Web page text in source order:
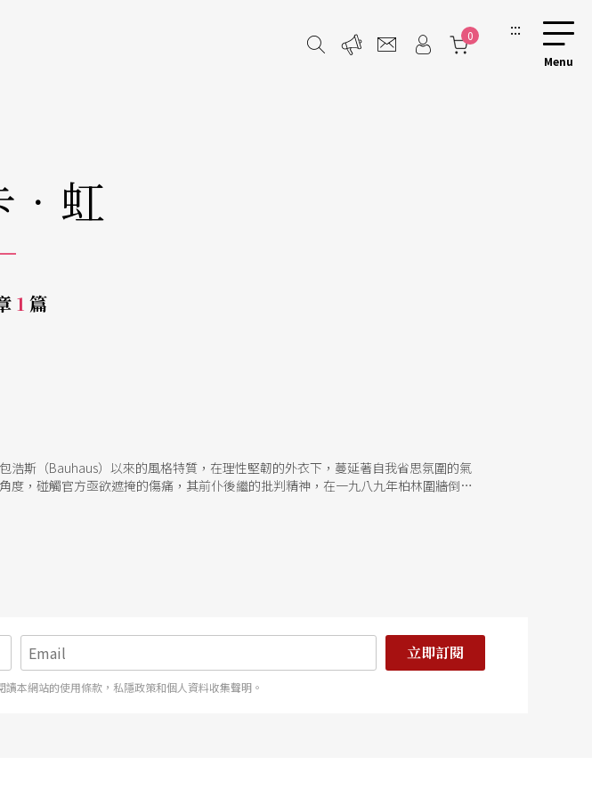
0 :::
．虹
1 篇
浩斯（Bauhaus）以來的風格特質，在理性堅韌的外衣下，蔓延著自我省思氛圍的氣
，碰觸官方亟欲遮掩的傷痛，其前仆後繼的批判精神，在一九八九年柏林圍牆倒塌
立即訂閱
本網站的使用條款，私隱政策和個人資料收集聲明。